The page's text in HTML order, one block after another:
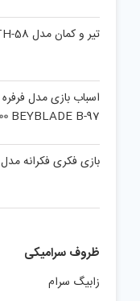
تیر و کمان مدل TH-58
اسباب بازی مدل
BEYBLADE B-97
بازی فکری فکرانه مدل
ظروف سرامیکی
زابیگ سرام